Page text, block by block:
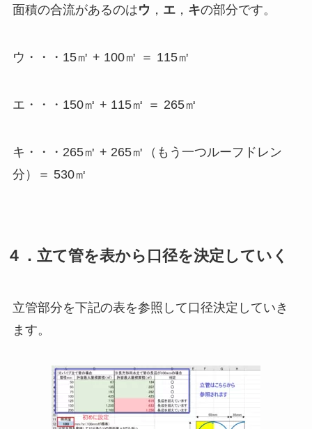
面積の合流があるのはウ ， エ， キの部分です。
ウ・・・15㎡ + 100㎡ ＝ 115㎡
エ・・・150㎡ + 115㎡ ＝ 265㎡
キ・・・265㎡ + 265㎡（もう一つルーフドレン
分）＝ 530㎡
４．立て管を表から口径を決定していく
立管部分を下記の表を参照して口径決定していき
ます。